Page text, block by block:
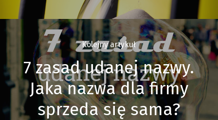
Kolejny artykuł
7 zasad udanej nazwy.
Jaka nazwa dla firmy
sprzeda się sama?